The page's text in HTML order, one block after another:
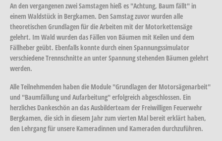
An den vergangenen zwei Samstagen hieß es "Achtung, Baum fällt" in
einem Waldstück in Bergkamen. Den Samstag zuvor wurden alle
theoretischen Grundlagen für die Arbeiten mit der Motorkettensäge
gelehrt. Im Wald wurden das Fällen von Bäumen mit Keilen und dem
Fällheber geübt. Ebenfalls konnte durch einen Spannungssimulator
verschiedene Trennschnitte an unter Spannung stehenden Bäumen gelehrt
werden.
Alle Teilnehmenden haben die Module "Grundlagen der Motorsägenarbeit"
und "Baumfällung und Aufarbeitung" erfolgreich abgeschlossen. Ein
herzliches Dankeschön an das Ausbilderteam der Freiwilligen Feuerwehr
Bergkamen, die sich in diesem Jahr zum vierten Mal bereit erklärt haben,
den Lehrgang für unsere Kameradinnen und Kameraden durchzuführen.